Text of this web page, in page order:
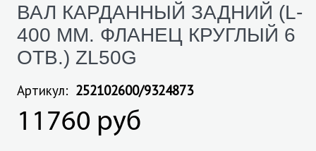
ВАЛ КАРДАННЫЙ ЗАДНИЙ (L-
400 ММ. ФЛАНЕЦ КРУГЛЫЙ 6
ОТВ.) ZL50G
Артикул: 252102600/9324873
11760 руб